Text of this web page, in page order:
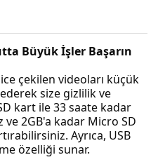
Büyük İşler Başarın
çekilen videoları küçük
size gizlilik ve
kart ile 33 saate kadar
2GB'a kadar Micro SD
Ayrıca, USB
özelliği sunar.